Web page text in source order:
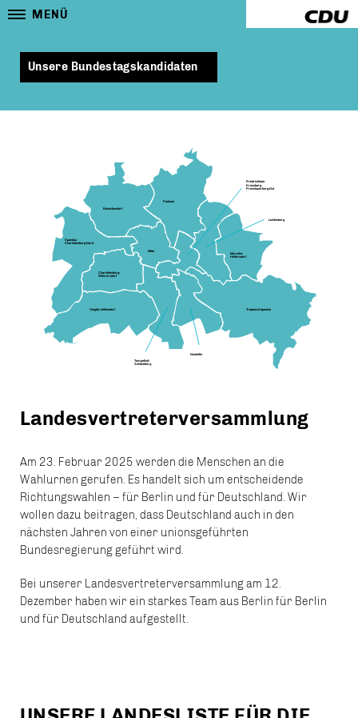
MENÜ
Unsere Bundestagskandidaten
Charlottenburg-
Wilmersdorf
Spandau
Charlottenburg-Nord
Mitte
Treptow-Köpenick
Marzahn-
Hellersdorf
Lichtenberg
Pankow
Reinickendorf
Friedrichhain
Kreuzberg
Prenzlauerberg-Ost
Tempelhof-
Schöneberg
Neukölln
Steglitz Zehlendorf
Landesvertreterversammlung
Am 23. Februar 2025 werden die Menschen an die
Wahlurnen gerufen. Es handelt sich um entscheidende
Richtungswahlen – für Berlin und für Deutschland. Wir
wollen dazu beitragen, dass Deutschland auch in den
nächsten Jahren von einer unionsgeführten
Bundesregierung geführt wird.
Bei unserer Landesvertreterversammlung am 12.
Dezember haben wir ein starkes Team aus Berlin für Berlin
und für Deutschland aufgestellt.